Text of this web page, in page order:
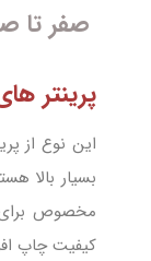
صفر تا
پرینتر
این نوع از
بسیار بالا
مخصوص برای
کیفیت چاپ